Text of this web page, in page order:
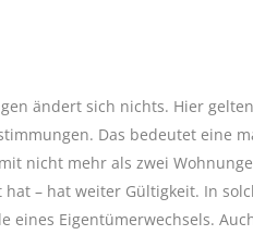
ändert sich nichts. Hier
Das bedeutet eine
nicht mehr als zwei
– hat weiter Gültigkeit. In
eines Eigentümerwechsels.